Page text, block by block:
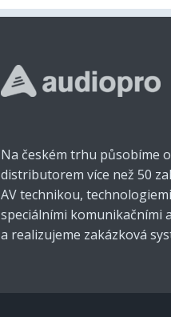
Na českém trhu působíme
distributorem více než 50
AV technikou,
speciálními komunikačními
a realizujeme zakázková